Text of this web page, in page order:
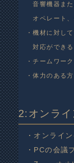
音響機器また
オペレート、
・機材に対し
対応ができる
・チームワー
・体力のある方
2:オンラ
・オンライ
・PCの会議